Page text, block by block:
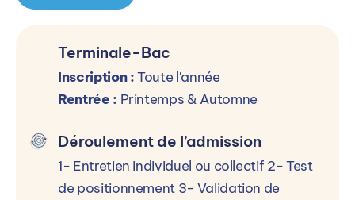
Terminale-Bac
Inscription :Toute l'année
Rentrée : Printemps & Automne
Déroulement de l’admission
1- Entretien individuel ou collectif 2- Test
de positionnement 3- Validation de